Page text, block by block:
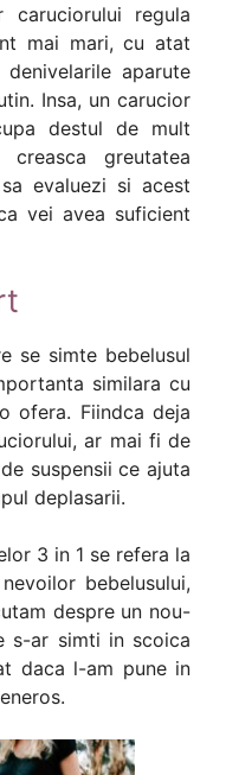
regula
mai mari, cu atat
aparute
Insa, un carucior
destul de mult
greutatea
evaluezi si acest
vei avea suficient
se simte bebelusul
similara cu
ofera. Fiindca deja
ar mai fi de
suspensii ce ajuta
deplasarii.
3 in 1 se refera la
bebelusului,
despre un nou-
s-ar simti in scoica
daca l-am pune in